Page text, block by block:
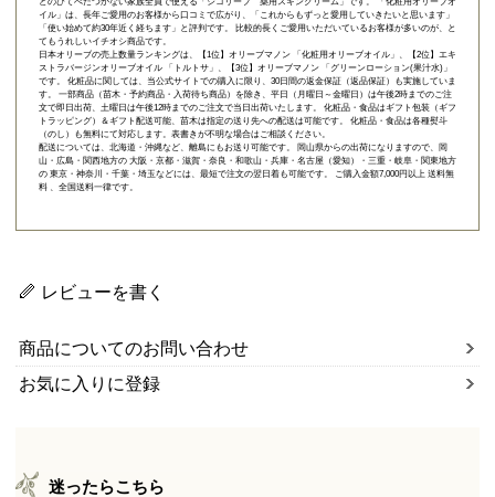
イル」は、長年ご愛用のお客様から口コミで広がり、「これからもずっと愛用していきたいと思います」
「使い始めて約30年近く経ちます」と評判です。 比較的長くご愛用いただいているお客様が多いのが、と
てもうれしいイチオシ商品です。
日本オリーブの売上数量ランキングは、【1位】オリーブマノン 「 化粧用オリーブオイル 」、【2位】
エキ
ストラバージンオリーブオイル 「トルトサ」
、【3位】 オリーブマノン 「グリーンローション(果汁水)」
です。 化粧品に関しては、当公式サイトでの購入に限り、 30日間の返金保証（返品保証）
も実施していま
す。 一部商品（苗木・予約商品・入荷待ち商品）を除き、平日（月曜日～金曜日）は午後2時までのご注
文で即日出荷、土曜日は午後12時までのご注文で当日出荷いたします。 化粧品・食品はギフト包装（ギフ
トラッピング）＆ギフト配送可能、苗木は指定の送り先への配送は可能です。 化粧品・食品は各種熨斗
（のし）も無料にて対応します。表書きが不明な場合はご相談ください。
配送については、北海道・沖縄など、離島にもお送り可能です。 岡山県からの出荷になりますので、岡
山・広島・関西地方の 大阪・京都・滋賀・奈良・和歌山・兵庫・名古屋（愛知）・三重・岐阜・関東地方
の 東京・神奈川・千葉・埼玉などには、最短で注文の翌日着も可能です。 ご購入金額7,000円以上 送料無
料 、全国送料一律です。
レビューを書く
商品についてのお問い合わせ
お気に入りに登録
迷ったらこちら